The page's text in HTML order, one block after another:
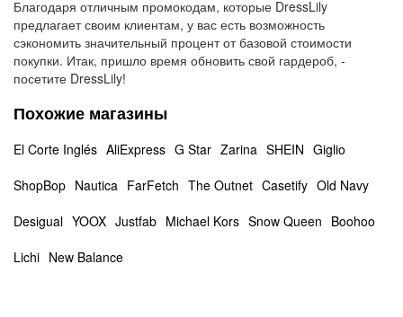
Благодаря отличным промокодам, которые DressLily
предлагает своим клиентам, у вас есть возможность
сэкономить значительный процент от базовой стоимости
покупки. Итак, пришло время обновить свой гардероб, -
посетите DressLily!
Похожие магазины
El Corte Inglés AliExpress G Star Zarina SHEIN Giglio
ShopBop Nautica FarFetch The Outnet Casetify Old Navy
Desigual YOOX Justfab Michael Kors Snow Queen Boohoo
Lichi New Balance